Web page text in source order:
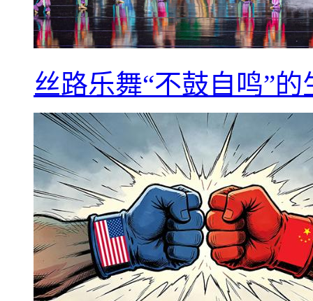
丝路乐舞“不鼓自鸣”